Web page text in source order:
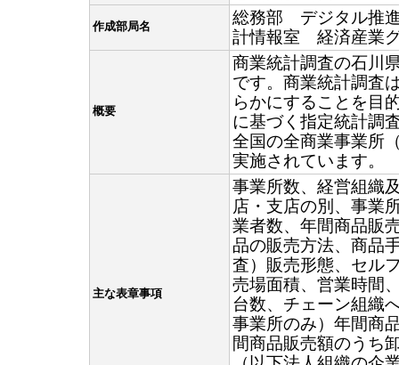
作成部局名
総務部 デジタル推
計情報室 経済産業
概要
商業統計調査の石川
です。商業統計調査
らかにすることを目
に基づく指定統計調
全国の全商業事業所
実施されています。
主な表章事項
事業所数、経営組織
店・支店の別、事業
業者数、年間商品販
品の販売方法、商品
査）販売形態、セル
売場面積、営業時間
台数、チェーン組織
事業所のみ）年間商
間商品販売額のうち